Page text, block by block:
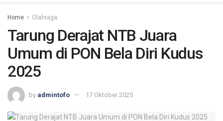
Home Olahraga
Tarung Derajat NTB Juara
Umum di PON Bela Diri Kudus
2025
by admintofo 17 Oktober 2025